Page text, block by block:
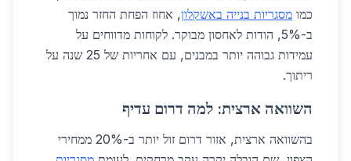
כמו מסגריות בנייה באשקלון, אחוז הפחת החזר נמוך
ב-5%, הודות לאחסון מבוקר. לקוחות מדווחים על
עמידות גבוהה יותר במבנים, עם אחריות של 25 שנה על
ריתוך.
השוואה ארצית: למה דרום עדיף
בהשוואה ארצית, אזור דרום זול יותר ב-20% ממחירי